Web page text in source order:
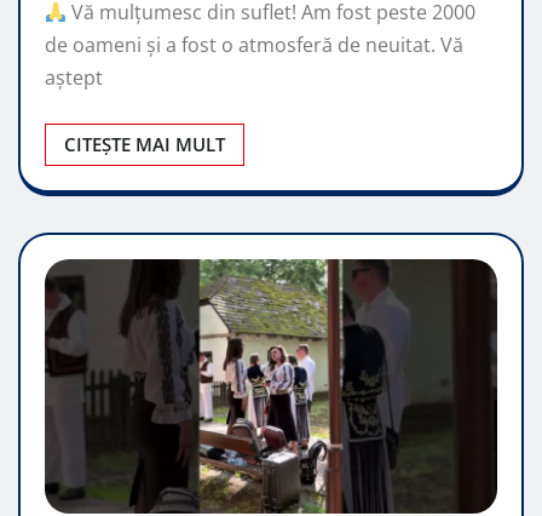
Vă mulțumesc din suflet! Am fost peste 2000
de oameni și a fost o atmosferă de neuitat. Vă
aștept
CITEȘTE MAI MULT